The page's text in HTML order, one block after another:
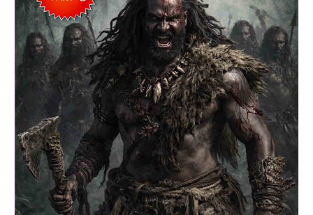
രുധിരകാളി' എന്ന ബൃഹദ് നോവല്‍ വിനോദ്
നാരായണന്‍ ഒരുക്കിയിരിക്കുന്നത് അഞ്ച്
പുസ്തകങ്ങളിലായിട്ടാണ്. 1930 കളില്‍ കേരളം